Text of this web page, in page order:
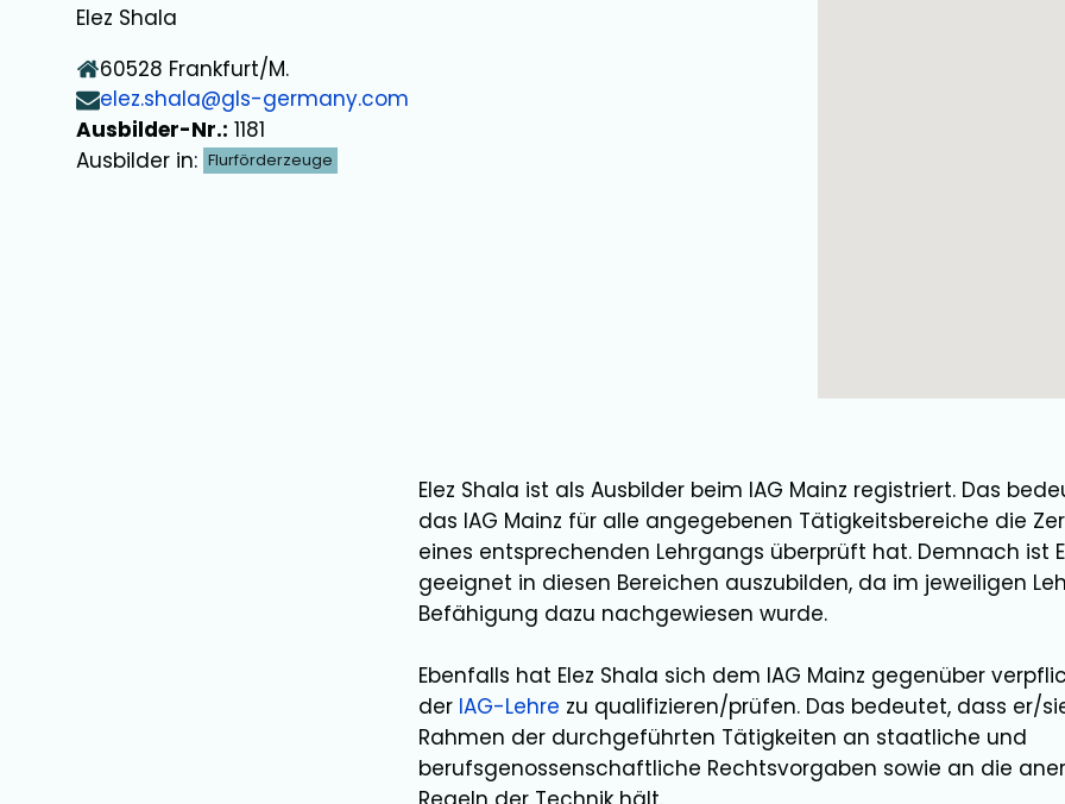
Elez Shala
60528 Frankfurt/M.
elez.shala@gls-germany.com
Ausbilder-Nr.: 1181
Ausbilder in: Flurförderzeuge
Elez Shala ist als Ausbilder beim IAG Mainz registriert. Das
das IAG Mainz für alle angegebenen Tätigkeitsbereiche die
eines entsprechenden Lehrgangs überprüft hat. Demnach ist
geeignet in diesen Bereichen auszubilden, da im jeweiligen
Befähigung dazu nachgewiesen wurde.
Ebenfalls hat Elez Shala sich dem IAG Mainz gegenüber
der IAG-Lehre zu qualifizieren/prüfen. Das bedeutet, dass er/
Rahmen der durchgeführten Tätigkeiten an staatliche und
berufsgenossenschaftliche Rechtsvorgaben sowie an die